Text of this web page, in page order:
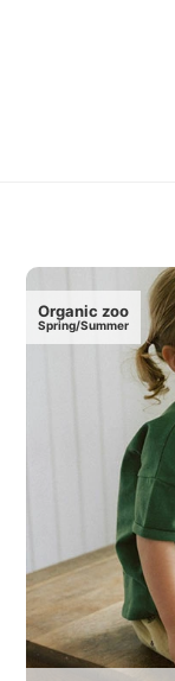
Organic zoo
Spring/Summer